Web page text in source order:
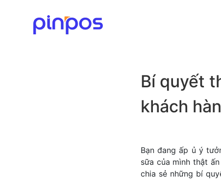
Bí quyết
khách
Bạn đang ấp ủ ý
sữa của mình thật
chia sẻ những bí